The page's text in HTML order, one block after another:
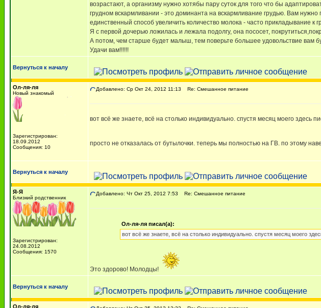
возрастают, а организму нужно хотябы пару суток для того что бы
грудном вскармливании - это доминанта на вскармливание грудью. Вам
единственный способ увеличить количество молока - часто прикладывание к
Я с первой дочерью ложилась и лежала подолгу, она пососет,
А потом, чем старше будет малыш, тем поверьте большее удовольствие вам
Удачи вам!!!!!!
Вернуться к началу
Ол-ля-ля
Новый знакомый
Зарегистрирован:
18.09.2012
Сообщения: 10
Добавлено: Ср Окт 24, 2012 11:13 Re: Смешанное питание
вот всё же знаете, всё на столько индивидуально. спустя месяц моего здесь
просто не отказалась от бутылочки. теперь мы полностью на ГВ. по этому
Вернуться к началу
Я-Я
Близкий родственник
Зарегистрирован:
24.08.2012
Сообщения: 1570
Добавлено: Чт Окт 25, 2012 7:53 Re: Смешанное питание
Ол-ля-ля писал(а):
вот всё же знаете, всё на столько индивидуально. спустя месяц моего
Это здорово! Молодцы!
Вернуться к началу
Ол-ля-ля